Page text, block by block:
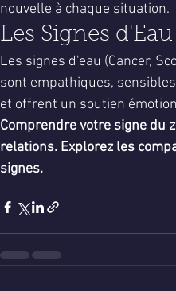
nouvelle à chaque situation.
Les Signes
Les signes d'eau (Cancer,
sont empathiques,
et offrent un soutien
Comprendre votre signe du
relations. Explorez les
signes.